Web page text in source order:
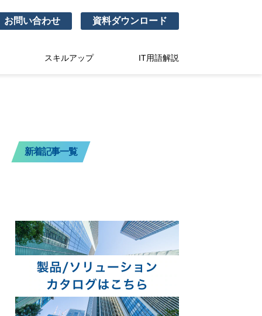
お問い合わせ 資料ダウンロード
スキルアップ IT用語解説
新着記事一覧